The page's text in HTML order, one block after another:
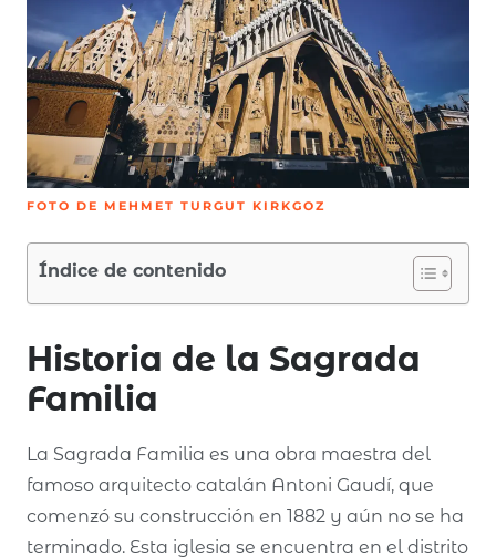
FOTO DE MEHMET TURGUT KIRKGOZ
Índice de contenido
Historia de la Sagrada
Familia
La Sagrada Familia es una obra maestra del
famoso arquitecto catalán Antoni Gaudí, que
comenzó su construcción en 1882 y aún no se ha
terminado. Esta iglesia se encuentra en el distrito